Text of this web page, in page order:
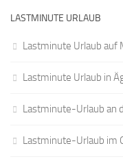
LASTMINUTE URLAUB
Lastminute Urlaub auf
Lastminute Urlaub in
Lastminute-Urlaub an
Lastminute-Urlaub im